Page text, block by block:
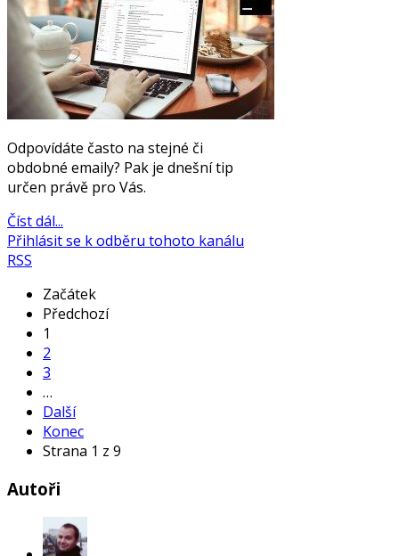
Odpovídáte často na stejné či
obdobné emaily? Pak je dnešní tip
určen právě pro Vás.
Číst dál...
Přihlásit se k odběru tohoto kanálu
RSS
Začátek
Předchozí
1
2
3
…
Další
Konec
Strana 1 z 9
Autoři